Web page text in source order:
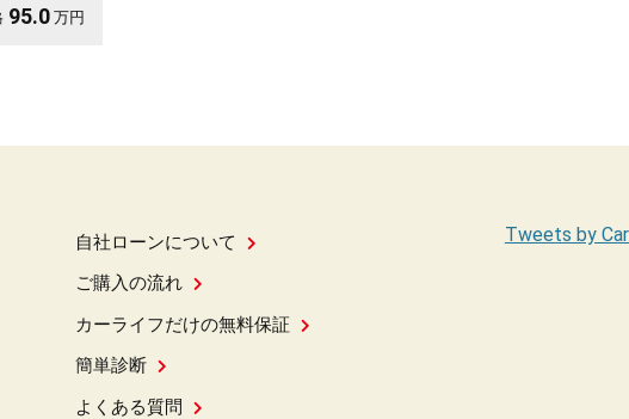
、《1年保証
95.0 万円
自社ローンについて
ご購入の流れ
カーライフだけの無料保証
簡単診断
よくある質問
Tweets by